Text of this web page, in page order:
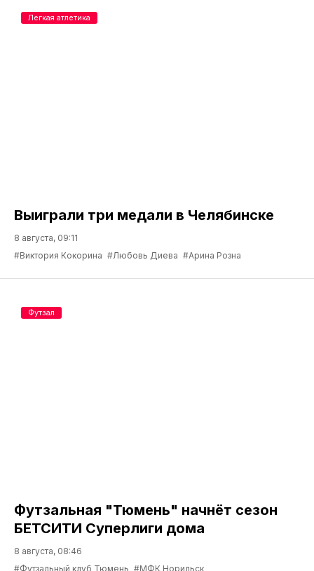
Выиграли три медали в Челябинске
8 августа, 09:11
#Виктория Кокорина #Любовь Диева #Арина Розна
Легкая атлетика
Футзальная "Тюмень" начнёт сезон
БЕТСИТИ Суперлиги дома
8 августа, 08:46
#Футзальный клуб Тюмень #МФК Норильск
Футзал